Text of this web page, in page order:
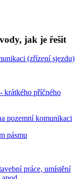
jak je řešit
(zřízení sjezdu)
krátkého příčného
pozemní komunikaci
pásmu
práce, umístění